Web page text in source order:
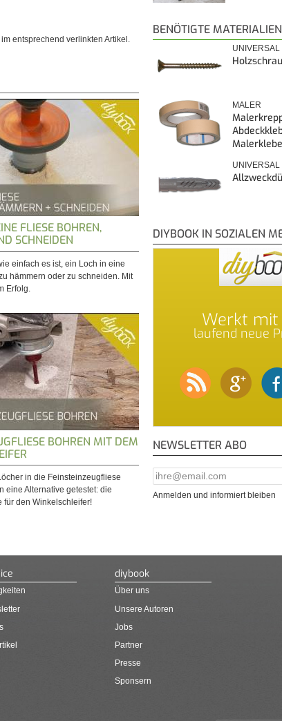
entsprechend verlinkten Artikel.
FLIESE BOHREN,
SCHNEIDEN
einfach es ist, ein Loch in eine
hämmern oder zu schneiden. Mit
Erfolg.
BOHREN MIT DEM
in die Feinsteinzeugfliese
eine Alternative getestet: die
für den Winkelschleifer!
BENÖTIGTE MATERIALIEN
UNIVERSAL
MALER
UNIVERSAL
DIYBOOK IN SOZIALEN
Werkt mit
laufend neue
NEWSLETTER ABO
E-Mail Addresse*
Anmelden und informiert bleiben
diybook
Über uns
Unsere Autoren
Jobs
Partner
Presse
Sponsern